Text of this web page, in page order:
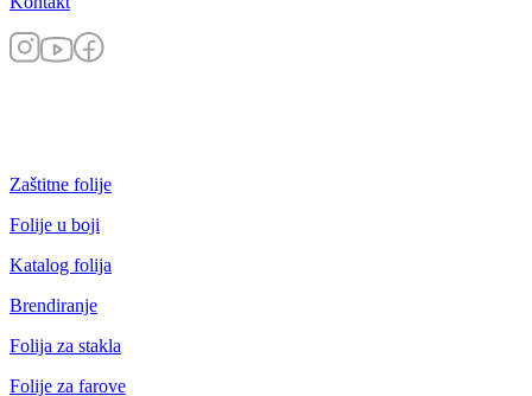
Zaštitne folije
Folije u boji
Katalog folija
Brendiranje
Folija za stakla
Folije za farove